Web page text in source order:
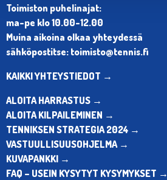
Toimiston puhelinajat:
ma-pe klo 10.00-12.00
Muina aikoina olkaa yhteydessä
sähköpostitse: toimisto@tennis.fi
KAIKKI YHTEYSTIEDOT →
ALOITA HARRASTUS →
ALOITA KILPAILEMINEN →
TENNIKSEN STRATEGIA 2024 →
VASTUULLISUUSOHJELMA →
KUVAPANKKI →
FAQ – USEIN KYSYTYT KYSYMYKSET →